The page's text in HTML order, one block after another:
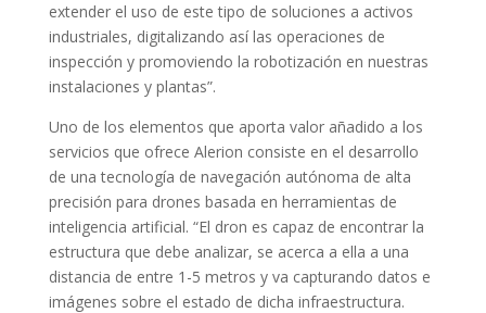
extender el uso de este tipo de soluciones a activos
industriales, digitalizando así las operaciones de
inspección y promoviendo la robotización en nuestras
instalaciones y plantas”.
Uno de los elementos que aporta valor añadido a los
servicios que ofrece Alerion consiste en el desarrollo
de una tecnología de navegación autónoma de alta
precisión para drones basada en herramientas de
inteligencia artificial. “El dron es capaz de encontrar la
estructura que debe analizar, se acerca a ella a una
distancia de entre 1-5 metros y va capturando datos e
imágenes sobre el estado de dicha infraestructura.